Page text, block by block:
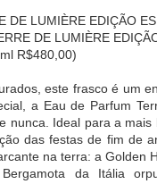
DE LUMIÈRE EDIÇÃO
DE LUMIÈRE
R$480,00)
este frasco é um
a Eau de Parfum
nunca. Ideal para a mais
das festas de fim de
na terra: a Golden
da Itália